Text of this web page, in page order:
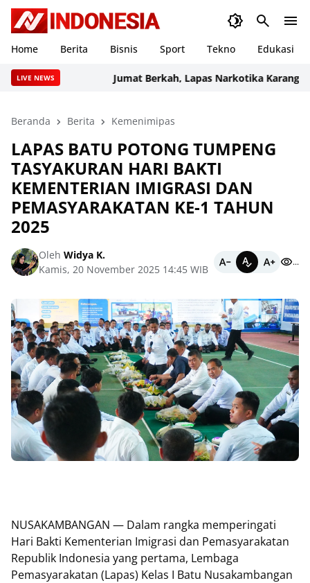
Home Berita Bisnis Sport Tekno Edukasi
LIVE NEWS Jumat Berkah, Lapas Narkotika Karang
Beranda Berita Kemenimipas
LAPAS BATU POTONG TUMPENG
TASYAKURAN HARI BAKTI
KEMENTERIAN IMIGRASI DAN
PEMASYARAKATAN KE-1 TAHUN
2025
Oleh Widya K.
Kamis, 20 November 2025 14:45 WIB
...
NUSAKAMBANGAN — Dalam rangka memperingati
Hari Bakti Kementerian Imigrasi dan Pemasyarakatan
Republik Indonesia yang pertama, Lembaga
Pemasyarakatan (Lapas) Kelas I Batu Nusakambangan